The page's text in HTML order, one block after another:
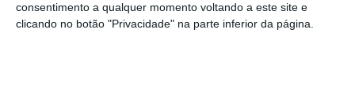
consentimento a qualquer momento voltando a este site e
clicando no botão "Privacidade" na parte inferior da página.
Costa: “A margem que nós agora ganhamos é
estreita”